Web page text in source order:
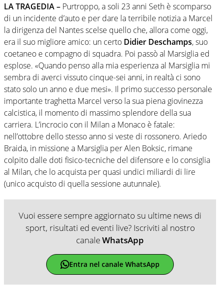
LA TRAGEDIA – Purtroppo, a soli 23 anni Seth è scomparso
di un incidente d’auto e per dare la terribile notizia a Marcel
la dirigenza del Nantes scelse quello che, allora come oggi,
era il suo migliore amico: un certo Didier Deschamps, suo
coetaneo e compagno di squadra. Poi passò al Marsiglia ed
esplose. «Quando penso alla mia esperienza al Marsiglia mi
sembra di averci vissuto cinque-sei anni, in realtà ci sono
stato solo un anno e due mesi». Il primo successo personale
importante traghetta Marcel verso la sua piena giovinezza
calcistica, il momento di massimo splendore della sua
carriera. L’incrocio con il Milan a Monaco è fatale:
nell’ottobre dello stesso anno si veste di rossonero. Ariedo
Braida, in missione a Marsiglia per Alen Boksic, rimane
colpito dalle doti fisico-tecniche del difensore e lo consiglia
al Milan, che lo acquista per quasi undici miliardi di lire
(unico acquisto di quella sessione autunnale).
Vuoi essere sempre aggiornato su ultime news di
sport, risultati ed eventi live? Iscriviti al nostro
canaleWhatsApp
Entra nel canale WhatsApp